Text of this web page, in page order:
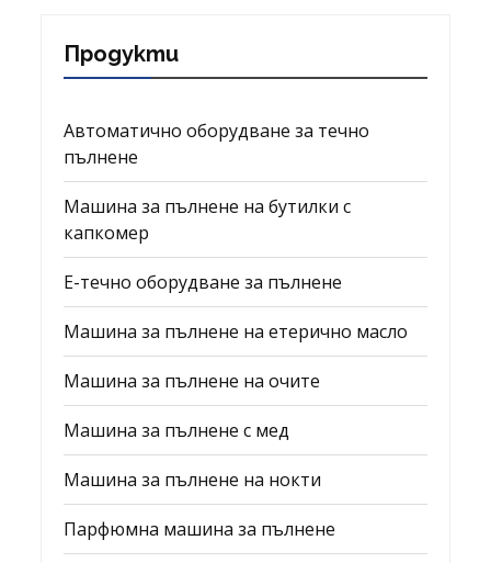
Продукти
Автоматично оборудване за течно
пълнене
Машина за пълнене на бутилки с
капкомер
Е-течно оборудване за пълнене
Машина за пълнене на етерично масло
Машина за пълнене на очите
Машина за пълнене с мед
Машина за пълнене на нокти
Парфюмна машина за пълнене